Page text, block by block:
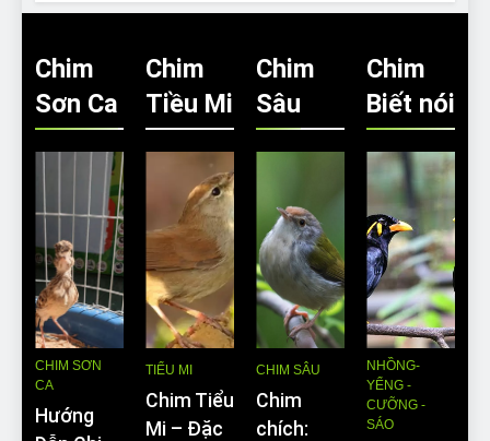
Chim
Sơn Ca
CHIM SƠN
CA
Hướng
Chim
Tiều Mi
TIỂU MI
Chim Tiểu
Mi – Đặc
Chim
Sâu
CHIM SÂU
Chim
chích:
Chim
Biết nói
NHỒNG-
YỂNG -
CƯỠNG -
SÁO